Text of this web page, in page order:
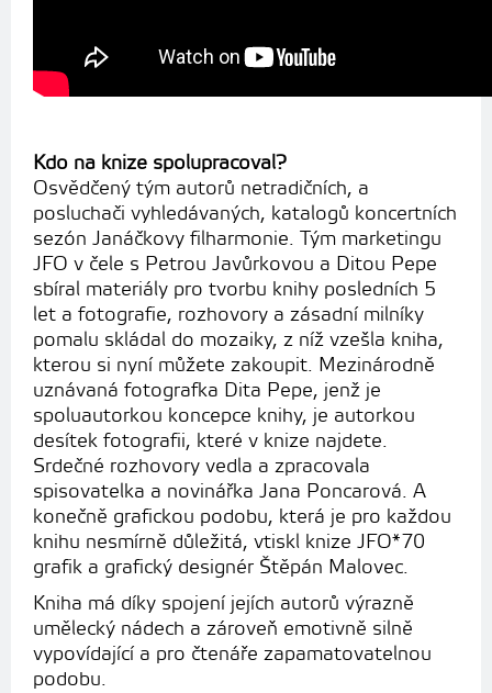
Kdo na knize spolupracoval?
Osvědčený tým autorů netradičních, a
posluchači vyhledávaných, katalogů koncertních
sezón Janáčkovy filharmonie. Tým marketingu
JFO v čele s Petrou Javůrkovou a Ditou Pepe
sbíral materiály pro tvorbu knihy posledních 5
let a fotografie, rozhovory a zásadní milníky
pomalu skládal do mozaiky, z níž vzešla kniha,
kterou si nyní můžete zakoupit. Mezinárodně
uznávaná fotografka Dita Pepe, jenž je
spoluautorkou koncepce knihy, je autorkou
desítek fotografii, které v knize najdete.
Srdečné rozhovory vedla a zpracovala
spisovatelka a novinářka Jana Poncarová. A
konečně grafickou podobu, která je pro každou
knihu nesmírně důležitá, vtiskl knize JFO*70
grafik a grafický designér Štěpán Malovec.
Kniha má díky spojení jejích autorů výrazně
umělecký nádech a zároveň emotivně silně
vypovídající a pro čtenáře zapamatovatelnou
podobu.